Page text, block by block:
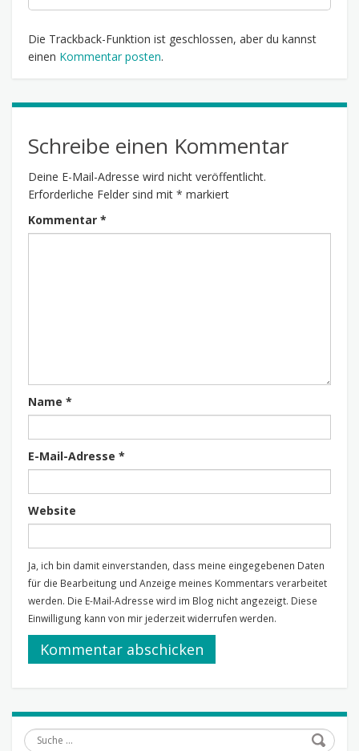
Die Trackback-Funktion ist geschlossen, aber du kannst
einen Kommentar posten.
Schreibe einen Kommentar
Deine E-Mail-Adresse wird nicht veröffentlicht.
Erforderliche Felder sind mit * markiert
Kommentar *
Name *
E-Mail-Adresse *
Website
Ja, ich bin damit einverstanden, dass meine eingegebenen Daten
für die Bearbeitung und Anzeige meines Kommentars verarbeitet
werden. Die E-Mail-Adresse wird im Blog nicht angezeigt. Diese
Einwilligung kann von mir jederzeit widerrufen werden.
Suche